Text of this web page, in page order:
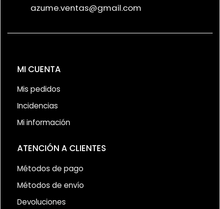
azume.ventas@gmail.com
MI CUENTA
Mis pedidos
Incidencias
Mi información
ATENCIÓN A CLIENTES
Métodos de pago
Métodos de envío
Devoluciones